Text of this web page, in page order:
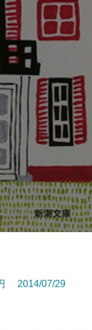
2014/07/29